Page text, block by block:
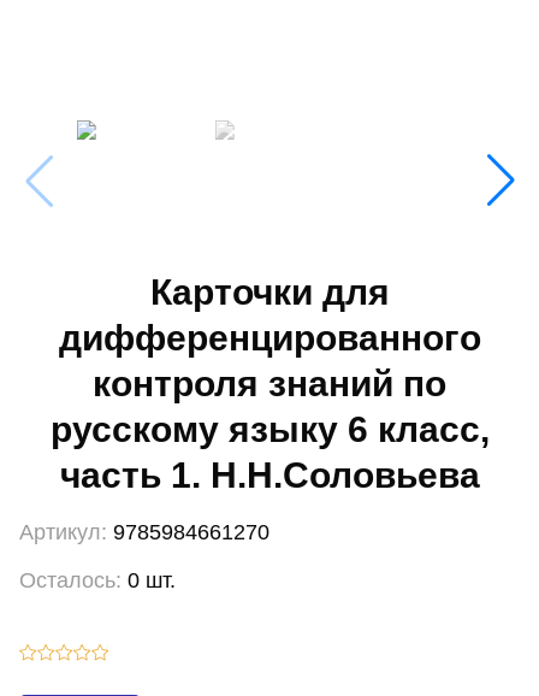
Карточки для
дифференцированного
контроля знаний по
русскому языку 6 класс,
часть 1. Н.Н.Соловьева
Артикул: 9785984661270
Осталось: 0 шт.